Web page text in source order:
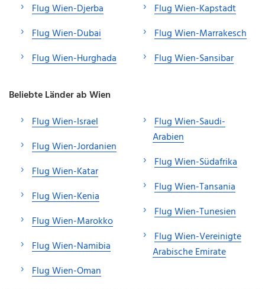
Flug Wien-Djerba
Flug Wien-Dubai
Flug Wien-Hurghada
Flug Wien-Kapstadt
Flug Wien-Marrakesch
Flug Wien-Sansibar
Beliebte Länder ab Wien
Flug Wien-Israel
Flug Wien-Jordanien
Flug Wien-Katar
Flug Wien-Kenia
Flug Wien-Marokko
Flug Wien-Namibia
Flug Wien-Oman
Flug Wien-Saudi-
Arabien
Flug Wien-Südafrika
Flug Wien-Tansania
Flug Wien-Tunesien
Flug Wien-Vereinigte
Arabische Emirate